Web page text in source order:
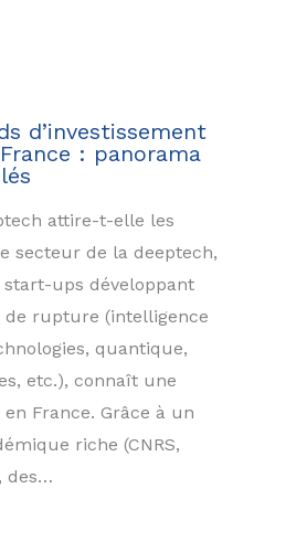
d’investissement
: panorama
attire-t-elle les
secteur de la deeptech,
ups développant
de rupture (intelligence
quantique,
etc.), connaît une
France. Grâce à un
riche (CNRS,
des…